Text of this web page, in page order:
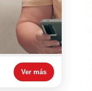
Ver más